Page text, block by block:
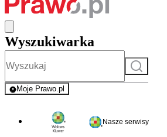
Wyszukiwarka
Szukaj
Moje Prawo.pl
- rejestracja i logowanie do serwisu
Nasze serwisy